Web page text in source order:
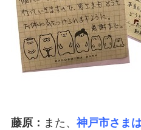
藤原： また、 神戸市さま